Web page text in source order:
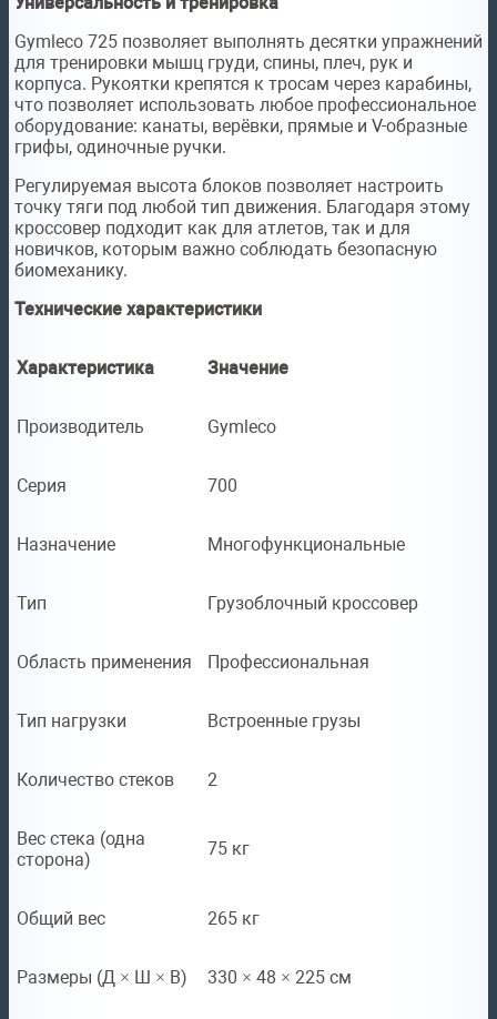
Gymleco 725 позволяет выполнять десятки упражнений
для тренировки мышц груди, спины, плеч, рук и
корпуса. Рукоятки крепятся к тросам через карабины,
что позволяет использовать любое профессиональное
оборудование: канаты, верёвки, прямые и V-образные
грифы, одиночные ручки.
Регулируемая высота блоков позволяет настроить
точку тяги под любой тип движения. Благодаря этому
кроссовер подходит как для атлетов, так и для
новичков, которым важно соблюдать безопасную
биомеханику.
Технические характеристики
Характеристика Значение
Производитель Gymleco
Серия 700
Назначение Многофункциональные
Тип Грузоблочный кроссовер
Область применения Профессиональная
Тип нагрузки Встроенные грузы
Количество стеков 2
Вес стека (одна
сторона)
75 кг
Общий вес 265 кг
Размеры (Д × Ш × В) 330 × 48 × 225 см